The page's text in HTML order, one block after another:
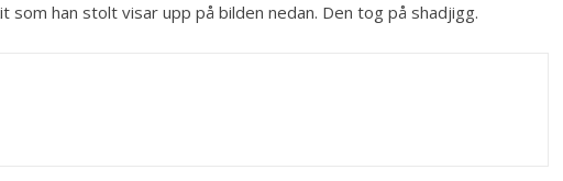
som han stolt visar upp på bilden nedan. Den tog på shadjigg.